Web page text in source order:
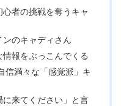
者の挑戦を奪うキャ
のキャディさん
報をぶっこんでくる
満々な「感覚派」キ
来てください」と言